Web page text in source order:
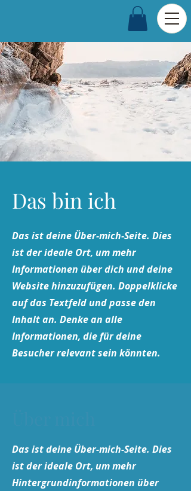
Das bin ich
Das ist deine Über-mich-Seite. Dies
ist der ideale Ort, um mehr
Informationen über dich und deine
Website hinzuzufügen. Doppelklicke
auf das Textfeld und passe den
Inhalt an. Denke an alle
Informationen, die für deine
Besucher relevant sein könnten.
Das ist deine Über-mich-Seite. Dies
ist der ideale Ort, um mehr
Hintergrundinformationen über